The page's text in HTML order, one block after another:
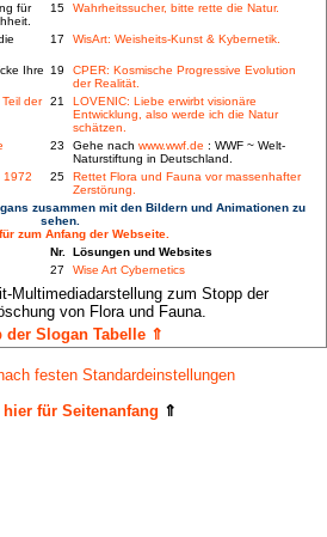
für
15 Wahrheitssucher, bitte rette die Natur.
17 WisArt: Weisheits-Kunst & Kybernetik.
Ihre 19
CPER: Kosmische Progressive Evolution
der Realität.
der
21
LOVENIC: Liebe erwirbt visionäre
Entwicklung, also werde ich die Natur
schätzen.
23 Gehe nach www.wwf.de : WWF ~ Welt-
Naturstiftung in Deutschland.
1972
25
Rettet Flora und Fauna vor massenhafter
Zerstörung.
zusammen mit den Bildern und Animationen zu
sehen.
zum Anfang der Webseite.
Nr. Lösungen und Websites
27 Wise Art Cybernetics
Multimediadarstellung zum Stopp der
von Flora und Fauna.
der Slogan Tabelle ⇑
festen Standardeinstellungen
hier für Seitenanfang ⇑